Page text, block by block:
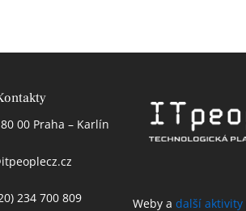
00 Praha – Karlín
234 700 809 Weby adalší aktivity